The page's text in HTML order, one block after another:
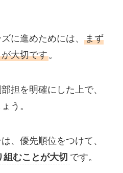
に進めためには、 まず
大切です。
担を明確にした上で、
う。
、優先順位をつけて、
組むことが大切 です。